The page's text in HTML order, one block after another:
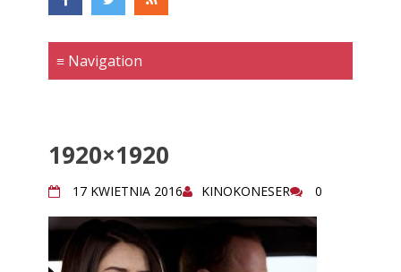
1920×1920
17 KWIETNIA 2016 KINOKONESER 0